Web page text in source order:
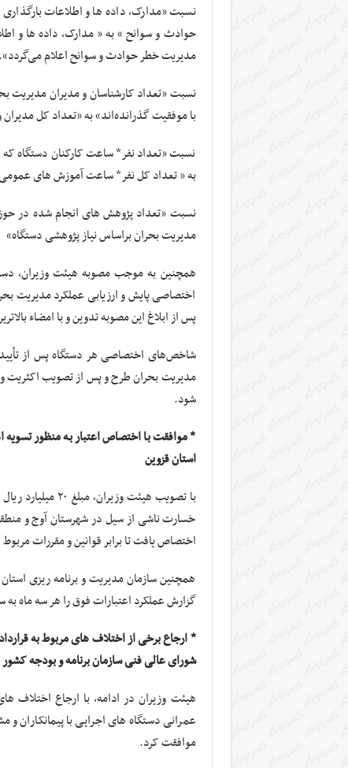
نسبت «مدارک، داده ها و اطلاعات
حوادث و سوانح » به « مدارک، داده ها و
مدیریت خطر حوادث و سوانح اعلام می‌گردد».
نسبت «تعداد کارشناسان و مدیران مدیریت
با موفقیت گذرانده‌اند» به «تعداد کل
نسبت «تعداد نفر* ساعت کارکنان دستگاه
به « تعداد کل نفر* ساعت آموزش های عمومی
نسبت «تعداد پژوهش های انجام شده در
مدیریت بحران براساس نیاز پژوهشی دستگاه»
همچنین به موجب مصوبه هیئت وزیران،
اختصاصی پایش و ارزیابی عملکرد مدیریت
پس از ابلاغ این مصوبه تدوین و با امضاء
شود.
* موافقت با اختصاص اعتبار به منظور
استان قزوین
با تصویب هیئت
خسارت ناشی از سیل در شهرستان آوج و
اختصاص یافت تا برابر قوانین و مقررات
همچنین سازمان مدیریت و برنامه ریزی
گزارش عملکرد اعتبارات فوق را هر سه ماه
* ارجاع برخی از اختلاف های مربوط به
شورای عالی فنی سازمان برنامه و بودجه کشور
هیئت وزیران در ادامه، با ارجاع اختلاف
عمرانی دستگاه های اجرایی با پیمانکاران
موافقت کرد.